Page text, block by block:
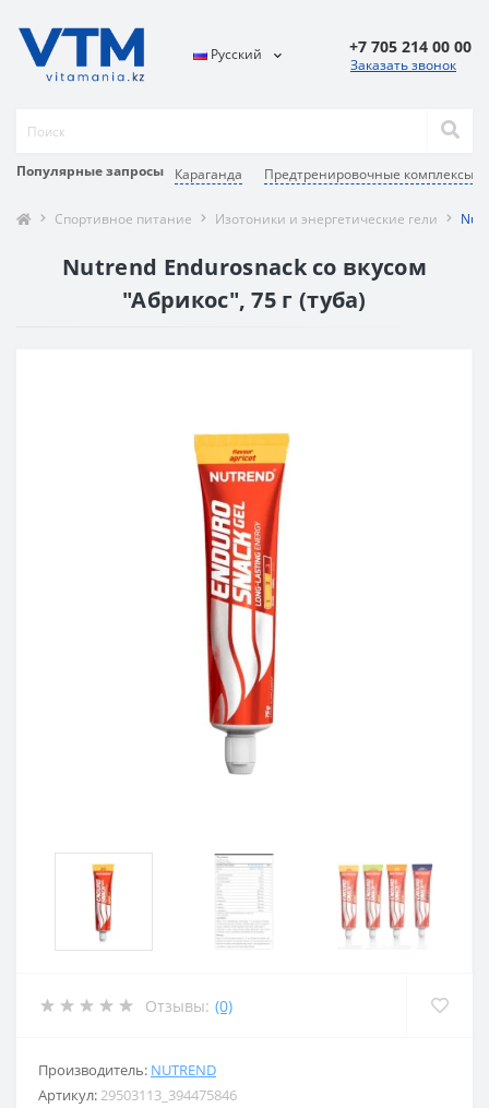
Популярные запросы Караганда Предтренировочные комплексы
Русский +7 705 214 00 00
Заказать звонок
Спортивное питание Изотоники и энергетические гели
Nutrend Endurosnack со вкусом
"Абрикос", 75 г (туба)
Отзывы: (0)
Производитель: NUTREND
Артикул:29503113_394475846